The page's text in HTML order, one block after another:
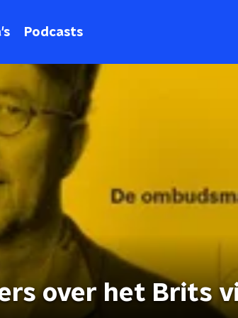
Podcasts
over het Brits